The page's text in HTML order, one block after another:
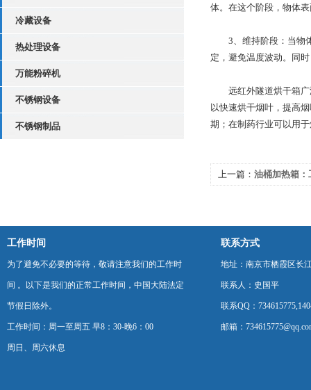
冷藏设备
热处理设备
万能粉碎机
不锈钢设备
不锈钢制品
体。在这个阶段，物体
3、维持阶段：当物体
定，避免温度波动。同
远红外隧道烘干箱广
以快速烘干烟叶，提高
期；在制药行业可以用
上一篇： 油桶加热箱：
工作时间
为了避免不必要的等待，敬请注意我们的工作时
间 。以下是我们的正常工作时间，中国大陆法定
节假日除外。
工作时间：周一至周五 早8：30-晚6：00
周日、周六休息
联系方式
地址：南京市栖霞区长
联系人：史国平
联系QQ：
邮箱：